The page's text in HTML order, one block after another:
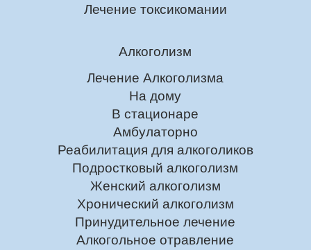
Лечение токсикомании
Алкоголизм
Лечение Алкоголизма
На дому
В стационаре
Амбулаторно
Реабилитация для алкоголиков
Подростковый алкоголизм
Женский алкоголизм
Хронический алкоголизм
Принудительное лечение
Алкогольное отравление